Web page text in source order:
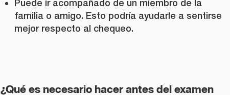
Puede ir acompañado de un miembro de la
familia o amigo. Esto podría ayudarle a sentirse
mejor respecto al chequeo.
¿Qué es necesario hacer antes del examen